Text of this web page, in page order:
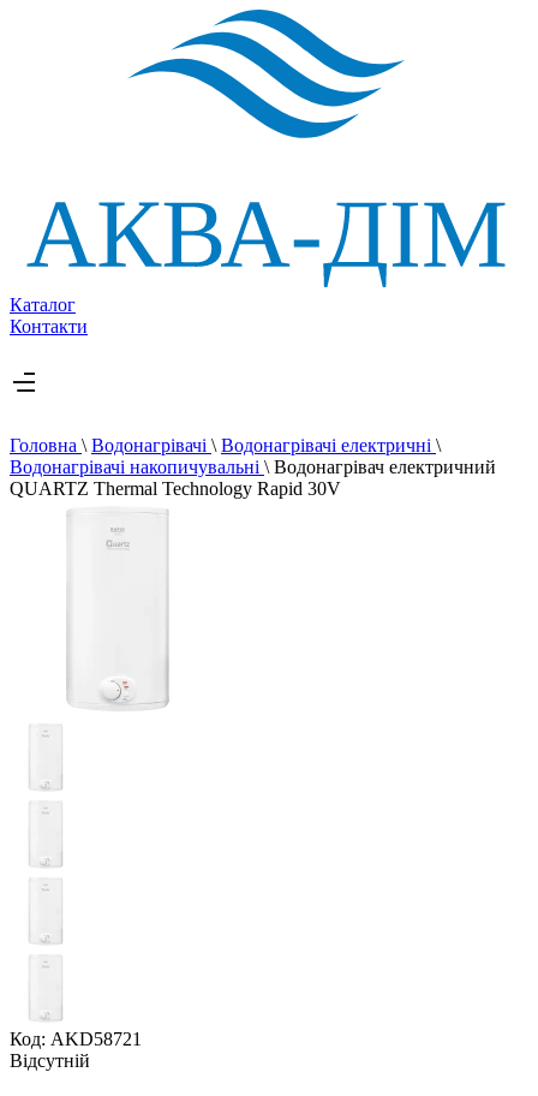
Каталог
Контакти
Головна \ Водонагрівачі \ Водонагрівачі електричні \
Водонагрівачі накопичувальні \ Водонагрівач електричний
QUARTZ Thermal Technology Rapid 30V
Код: AKD58721
Відсутній